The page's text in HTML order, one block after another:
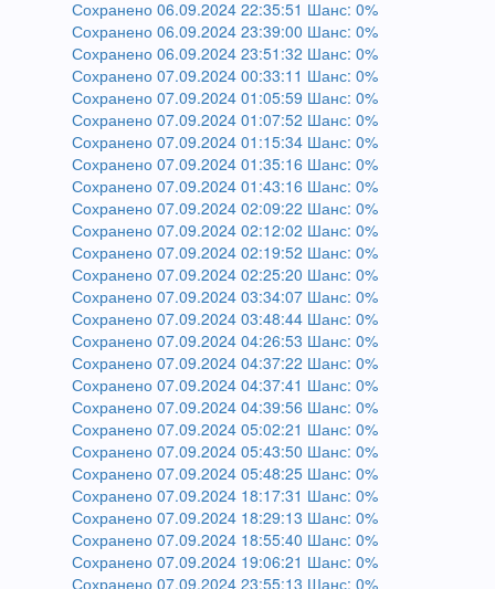
Сохранено 06.09.2024 22:35:51 Шанс: 0%
Сохранено 06.09.2024 23:39:00 Шанс: 0%
Сохранено 06.09.2024 23:51:32 Шанс: 0%
Сохранено 07.09.2024 00:33:11 Шанс: 0%
Сохранено 07.09.2024 01:05:59 Шанс: 0%
Сохранено 07.09.2024 01:07:52 Шанс: 0%
Сохранено 07.09.2024 01:15:34 Шанс: 0%
Сохранено 07.09.2024 01:35:16 Шанс: 0%
Сохранено 07.09.2024 01:43:16 Шанс: 0%
Сохранено 07.09.2024 02:09:22 Шанс: 0%
Сохранено 07.09.2024 02:12:02 Шанс: 0%
Сохранено 07.09.2024 02:19:52 Шанс: 0%
Сохранено 07.09.2024 02:25:20 Шанс: 0%
Сохранено 07.09.2024 03:34:07 Шанс: 0%
Сохранено 07.09.2024 03:48:44 Шанс: 0%
Сохранено 07.09.2024 04:26:53 Шанс: 0%
Сохранено 07.09.2024 04:37:22 Шанс: 0%
Сохранено 07.09.2024 04:37:41 Шанс: 0%
Сохранено 07.09.2024 04:39:56 Шанс: 0%
Сохранено 07.09.2024 05:02:21 Шанс: 0%
Сохранено 07.09.2024 05:43:50 Шанс: 0%
Сохранено 07.09.2024 05:48:25 Шанс: 0%
Сохранено 07.09.2024 18:17:31 Шанс: 0%
Сохранено 07.09.2024 18:29:13 Шанс: 0%
Сохранено 07.09.2024 18:55:40 Шанс: 0%
Сохранено 07.09.2024 19:06:21 Шанс: 0%
Сохранено 07.09.2024 23:55:13 Шанс: 0%